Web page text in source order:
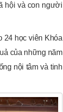
hội và con người
24 học viên Khóa
của những năm
nội tâm và tinh